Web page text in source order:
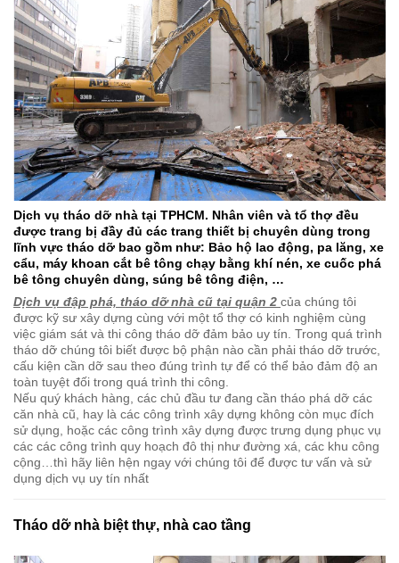
Dịch vụ tháo dỡ nhà tại TPHCM. Nhân viên và tổ thợ đều
được trang bị đầy đủ các trang thiết bị chuyên dùng trong
lĩnh vực tháo dỡ bao gồm như: Bảo hộ lao động, pa lăng, xe
cẩu, máy khoan cắt bê tông chạy bằng khí nén, xe cuốc phá
bê tông chuyên dùng, súng bê tông điện, …
Dịch vụ đập phá, tháo dỡ nhà cũ tại quận 2 của chúng tôi
được kỹ sư xây dựng cùng với một tổ thợ có kinh nghiệm cùng
việc giám sát và thi công tháo dỡ đảm bảo uy tín. Trong quá trình
tháo dỡ chúng tôi biết được bộ phận nào cần phải tháo dỡ trước,
cấu kiện cần dỡ sau theo đúng trình tự để có thể bảo đảm độ an
toàn tuyệt đối trong quá trình thi công.
Nếu quý khách hàng, các chủ đầu tư đang cần tháo phá dỡ các
căn nhà cũ, hay là các công trình xây dựng không còn mục đích
sử dụng, hoặc các công trình xây dựng được trưng dụng phục vụ
các các công trình quy hoạch đô thị như đường xá, các khu công
cộng…thì hãy liên hện ngay với chúng tôi để được tư vấn và sử
dụng dịch vụ uy tín nhất
Tháo dỡ nhà biệt thự, nhà cao tầng